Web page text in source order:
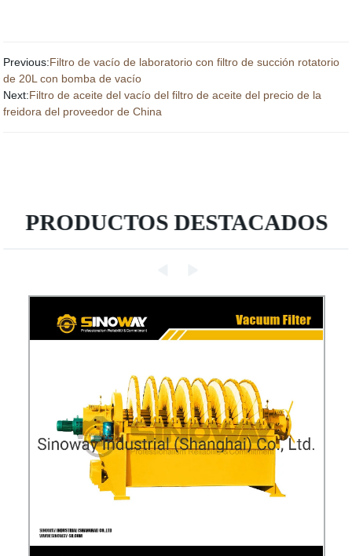
Previous:Filtro de vacío de laboratorio con filtro de succión rotatorio
de 20L con bomba de vacío
Next:Filtro de aceite del vacío del filtro de aceite del precio de la
freidora del proveedor de China
PRODUCTOS DESTACADOS